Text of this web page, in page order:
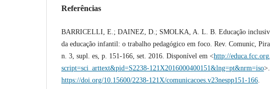
Referências
BARRICELLI, E.; DAINEZ, D.; SMOLKA, A. L. B. Educação
da educação infantil: o trabalho pedagógico em foco. Rev. Comunic,
n. 3, supl. es, p. 151-166, set. 2016. Disponível em <http://
script=sci_arttext&pid=S2238-121X2016000400151&lng=pt&nrm=iso>.
https://doi.org/10.15600/2238-121X/comunicacoes.v23nespp151-166.